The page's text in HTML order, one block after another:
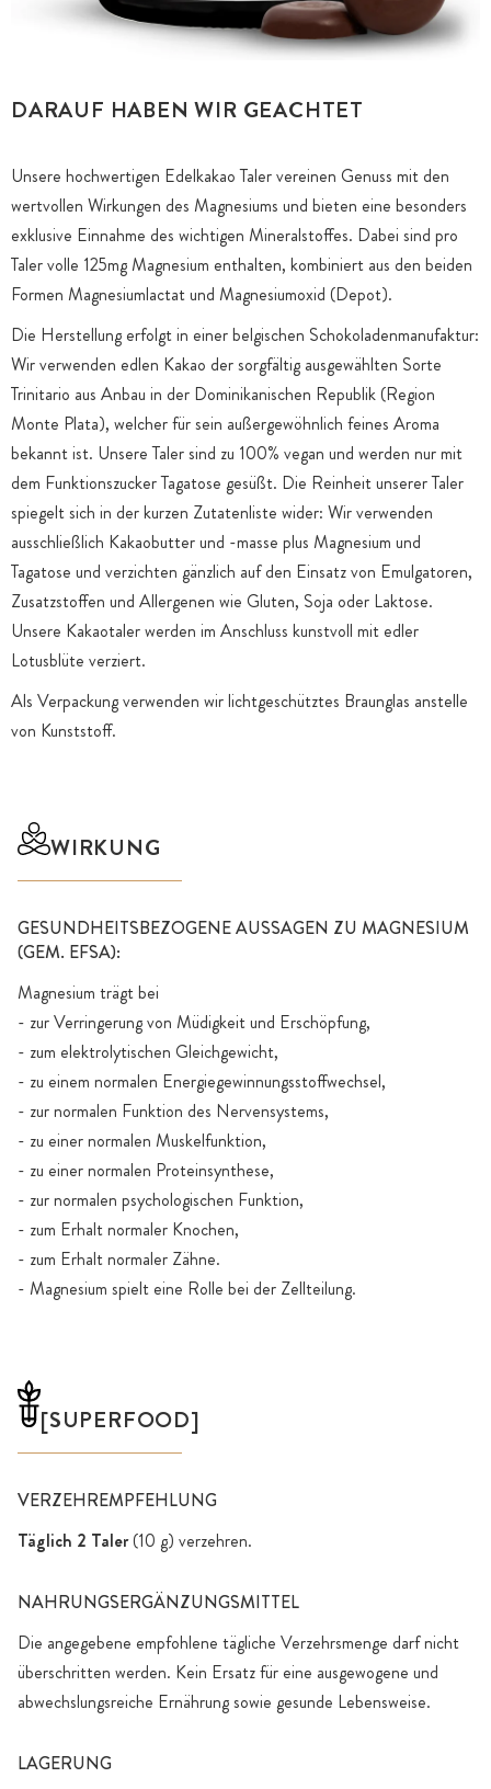
DARAUF HABEN WIR GEACHTET
Unsere hochwertigen Edelkakao Taler vereinen Genuss mit den
wertvollen Wirkungen des Magnesiums und bieten eine besonders
exklusive Einnahme des wichtigen Mineralstoffes. Dabei sind pro
Taler volle 125mg Magnesium enthalten, kombiniert aus den beiden
Formen Magnesiumlactat und Magnesiumoxid (Depot).
Die Herstellung erfolgt in einer belgischen Schokoladenmanufaktur:
Wir verwenden edlen Kakao der sorgfältig ausgewählten Sorte
Trinitario aus Anbau in der Dominikanischen Republik (Region
Monte Plata), welcher für sein außergewöhnlich feines Aroma
bekannt ist. Unsere Taler sind zu 100% vegan und werden nur mit
dem Funktionszucker Tagatose gesüßt. Die Reinheit unserer Taler
spiegelt sich in der kurzen Zutatenliste wider: Wir verwenden
ausschließlich Kakaobutter und -masse plus Magnesium und
Tagatose und verzichten gänzlich auf den Einsatz von Emulgatoren,
Zusatzstoffen und Allergenen wie Gluten, Soja oder Laktose.
Unsere Kakaotaler werden im Anschluss kunstvoll mit edler
Lotusblüte verziert.
Als Verpackung verwenden wir lichtgeschütztes Braunglas anstelle
von Kunststoff.
WIRKUNG
GESUNDHEITSBEZOGENE AUSSAGEN ZU MAGNESIUM
(GEM. EFSA):
Magnesium trägt bei
- zur Verringerung von Müdigkeit und Erschöpfung,
- zum elektrolytischen Gleichgewicht,
- zu einem normalen Energiegewinnungsstoffwechsel,
- zur normalen Funktion des Nervensystems,
- zu einer normalen Muskelfunktion,
- zu einer normalen Proteinsynthese,
- zur normalen psychologischen Funktion,
- zum Erhalt normaler Knochen,
- zum Erhalt normaler Zähne.
- Magnesium spielt eine Rolle bei der Zellteilung.
[SUPERFOOD]
VERZEHREMPFEHLUNG
Täglich 2 Taler(10 g) verzehren.
NAHRUNGSERGÄNZUNGSMITTEL
Die angegebene empfohlene tägliche Verzehrsmenge darf nicht
überschritten werden. Kein Ersatz für eine ausgewogene und
abwechslungsreiche Ernährung sowie gesunde Lebensweise.
LAGERUNG